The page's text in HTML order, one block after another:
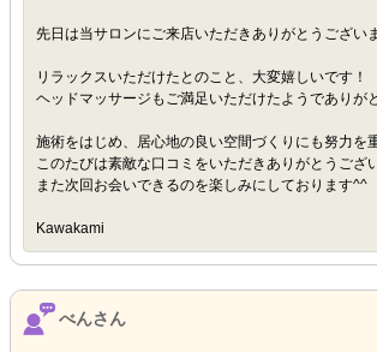
先日は当サロンにご来店いただきありがとうござい
リラックスいただけたとのこと、大変嬉しいです！
ヘッドマッサージもご満足いただけたようでありが
施術をはじめ、居心地の良い空間づくりにも努力を
このたびは素敵な口コミをいただきありがとうござ
また次回お会いできるのを楽しみにしております^^
Kawakami
べんさん